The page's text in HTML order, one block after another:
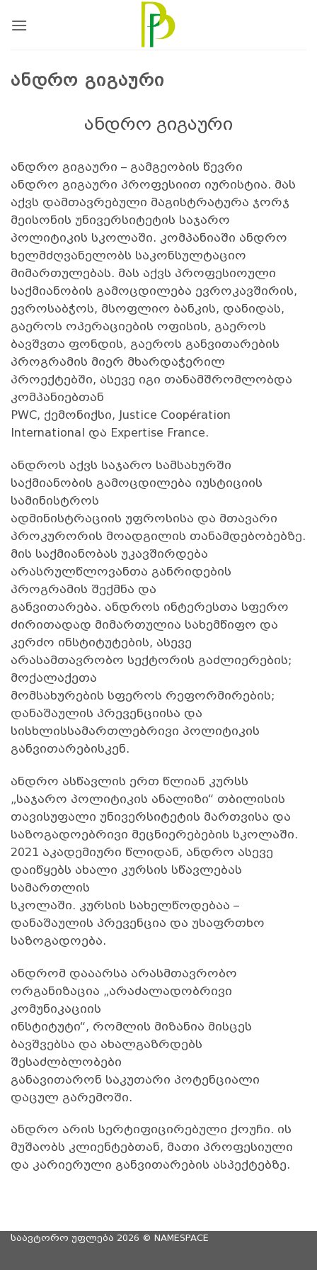
ᲐᲜᲓᲠᲝ ᲒᲘᲒᲐᲣᲠᲘ
ანდრო გიგაური
ანდრო გიგაური – გამგეობის წევრი
ანდრო გიგაური პროფესიით იურისტია. მას
აქვს დამთავრებული მაგისტრატურა ჯორჯ
მეისონის უნივერსიტეტის საჯარო
პოლიტიკის სკოლაში. კომპანიაში ანდრო
ხელმძღვანელობს საკონსულტაციო
მიმართულებას. მას აქვს პროფესიოული
საქმიანობის გამოცდილება ევროკავშირის,
ევროსაბჭოს, მსოფლიო ბანკის, დანიდას,
გაეროს ოპერაციების ოფისის, გაეროს
ბავშვთა ფონდის, გაეროს განვითარების
პროგრამის მიერ მხარდაჭერილ
პროექტებში, ასევე იგი თანამშრომლობდა
კომპანიებთან
PWC, ქემონიქსი, Justice Coopération
International და Expertise France.
ანდროს აქვს საჯარო სამსახურში
საქმიანობის გამოცდილება იუსტიციის
სამინისტროს
ადმინისტრაციის უფროსისა და მთავარი
პროკურორის მოადგილის თანამდებობებზე.
მის საქმიანობას უკავშირდება
არასრულწლოვანთა განრიდების
პროგრამის შექმნა და
განვითარება. ანდროს ინტერესთა სფერო
ძირითადად მიმართულია სახემწიფო და
კერძო ინსტიტუტების, ასევე
არასამთავრობო სექტორის გაძლიერების;
მოქალაქეთა
მომსახურების სფეროს რეფორმირების;
დანაშაულის პრევენციისა და
სისხლისსამართლებრივი პოლიტიკის
განვითარებისკენ.
ანდრო ასწავლის ერთ წლიან კურსს
„საჯარო პოლიტიკის ანალიზი“ თბილისის
თავისუფალი უნივერსიტეტის მართვისა და
საზოგადოებრივი მეცნიერებების სკოლაში.
2021 აკადემიური წლიდან, ანდრო ასევე
დაიწყებს ახალი კურსის სწავლებას
სამართლის
სკოლაში. კურსის სახელწოდებაა –
დანაშაულის პრევენცია და უსაფრთხო
საზოგადოება.
ანდრომ დააარსა არასმთავრობო
ორგანიზაცია „არაძალადობრივი
კომუნიკაციის
ინსტიტუტი“, რომლის მიზანია მისცეს
ბავშვებსა და ახალგაზრდებს
შესაძლბლობები
განავითარონ საკუთარი პოტენციალი
დაცულ გარემოში.
ანდრო არის სერტიფიცირებული ქოუჩი. ის
მუშაობს კლიენტებთან, მათი პროფესიული
და კარიერული განვითარების ასპექტებზე.
საავტორო უფლება 2026 © NAMESPACE